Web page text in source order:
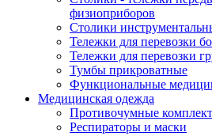
физиоприборов
Столики
Тележки для перевозки
Тележки для перевозки
Тумбы прикроватные
Функциональные
Медицинская одежда
Противочумные
Респираторы и маски